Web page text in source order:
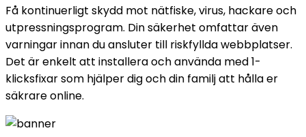
Få kontinuerligt skydd mot nätfiske, virus, hackare och
utpressningsprogram. Din säkerhet omfattar även
varningar innan du ansluter till riskfyllda webbplatser.
Det är enkelt att installera och använda med 1-
klicksfixar som hjälper dig och din familj att hålla er
säkrare online.